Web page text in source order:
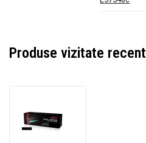
Produse vizitate recent